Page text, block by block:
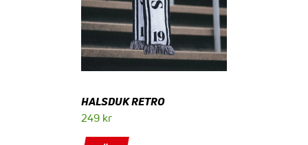
HALSDUK RETRO
249 kr